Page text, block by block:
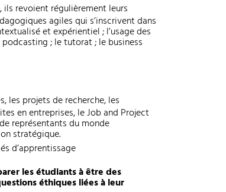
revoient régulièrement leurs
agiles qui s’inscrivent dans
et expérientiel ; l’usage des
; le tutorat ; le business
les projets de recherche, les
en entreprises, le Job and Project
représentants du monde
stratégique.
d’apprentissage
les étudiants à être des
éthiques liées à leur